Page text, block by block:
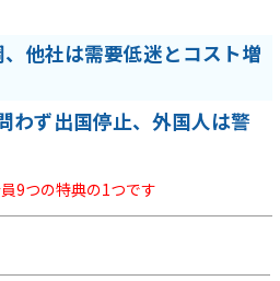
他社は需要低迷とコスト増
わず出国停止、外国人は警
9つの特典の1つです